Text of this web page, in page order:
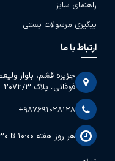
راهنمای سایز
پیگیری مرسولات پستی
ارتباط با ما
جزیره قشم، بلوار
فوقانی، پلاک 2072/3
+987691028128
هر روز هفته 10:00 تا 13:30 - 17:00 تا 22:30